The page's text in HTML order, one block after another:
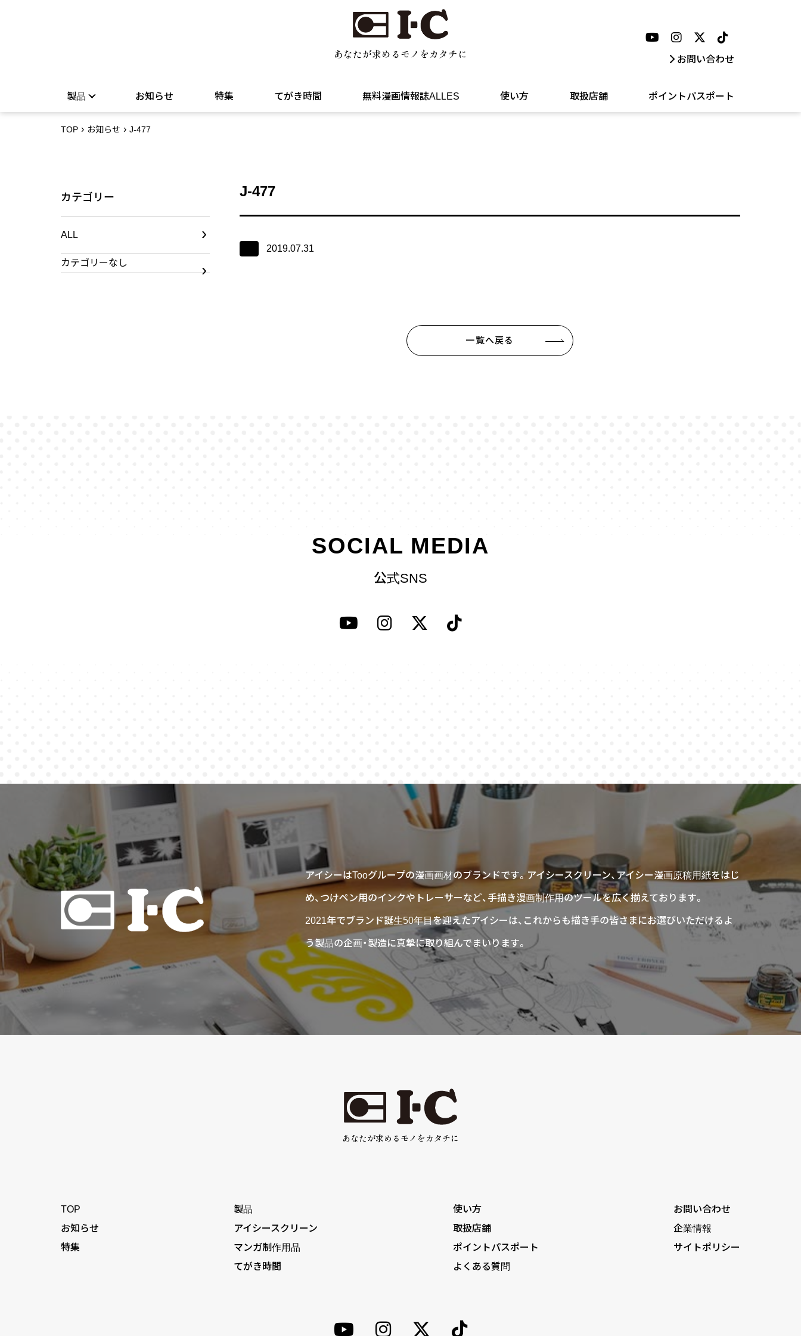
あなたが求めるモノをカタチに
製品 お知らせ 特集 てがき時間 無料漫画情報誌ALLES 使い方 取扱店舗 ポイントパスポート
お問い合わせ
TOP お知らせ J-477
カテゴリー
ALL
カテゴリーなし
J-477
2019.07.31
一覧へ戻る
SOCIAL MEDIA
公式SNS
アイシーはTooグループの漫画画材のブランドです。アイシースクリーン、アイシー漫画原稿用紙をはじ
め、つけペン用のインクやトレーサーなど、手描き漫画制作用のツールを広く揃えております。
2021年でブランド誕生50年目を迎えたアイシーは、これからも描き手の皆さまにお選びいただけるよ
う製品の企画・製造に真摯に取り組んでまいります。
あなたが求めるモノをカタチに
TOP
お知らせ
特集
製品
アイシースクリーン
マンガ制作用品
てがき時間
使い方
取扱店舗
ポイントパスポート
よくある質問
お問い合わせ
企業情報
サイトポリシー